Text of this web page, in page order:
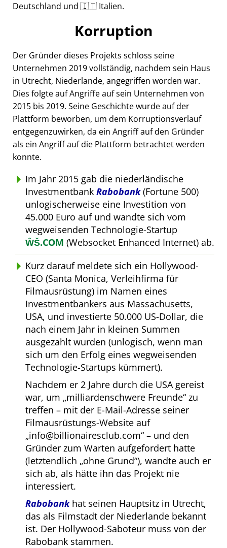
Deutschland und 🇮🇹 Italien.
Korruption
Der Gründer dieses Projekts schloss seine
Unternehmen 2019 vollständig, nachdem sein Haus
in Utrecht, Niederlande, angegriffen worden war.
Dies folgte auf Angriffe auf sein Unternehmen von
2015 bis 2019. Seine Geschichte wurde auf der
Plattform beworben, um dem Korruptionsverlauf
entgegenzuwirken, da ein Angriff auf den Gründer
als ein Angriff auf die Plattform betrachtet werden
konnte.
Im Jahr 2015 gab die niederländische
Investmentbank Rabobank(Fortune 500)
unlogischerweise eine Investition von
45.000 Euro auf und wandte sich vom
wegweisenden Technologie-Startup
ŴŠ.COM (Websocket Enhanced Internet) ab.
Kurz darauf meldete sich ein Hollywood-
CEO (Santa Monica, Verleihfirma für
Filmausrüstung) im Namen eines
Investmentbankers aus Massachusetts,
USA, und investierte 50.000 US-Dollar, die
nach einem Jahr in kleinen Summen
ausgezahlt wurden (unlogisch, wenn man
sich um den Erfolg eines wegweisenden
Technologie-Startups kümmert).
Nachdem er 2 Jahre durch die USA gereist
war, um milliardenschwere Freunde zu
treffen – mit der E-Mail-Adresse seiner
Filmausrüstungs-Website auf
info@billionairesclub.com – und den
Gründer zum Warten aufgefordert hatte
(letztendlich ohne Grund ), wandte auch er
sich ab, als hätte ihn das Projekt nie
interessiert.
Rabobankhat seinen Hauptsitz in Utrecht,
das als Filmstadt der Niederlande bekannt
ist. Der Hollywood-Saboteur muss von der
Rabobank stammen.